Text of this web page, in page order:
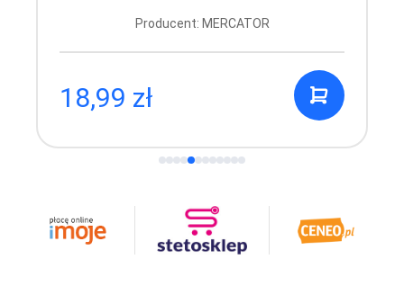
Producent: MERCATOR
18,99 zł